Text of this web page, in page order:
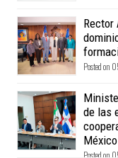
Rector
Posted on
de las
México
Posted on